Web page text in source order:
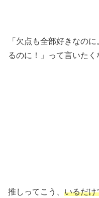
「欠点も全部好きなの
るのに！」って言いたく
推しってこう、 いるだけ